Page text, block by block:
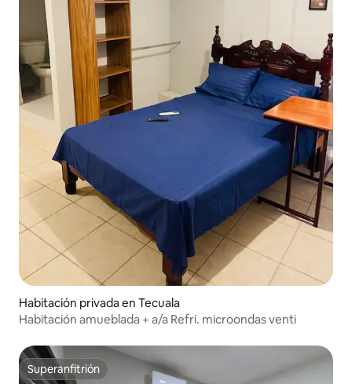
Habitación privada en Tecuala
Habitación amueblada + a/a Refri. microondas venti
Superanfitrión
Superanfitrión